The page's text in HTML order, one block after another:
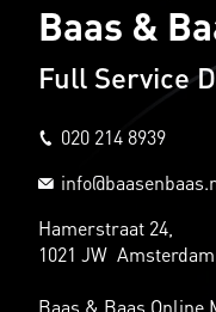
Baas &
Full Service
020 214 8939
Hamerstraat 24,
1021 JW Amsterdam